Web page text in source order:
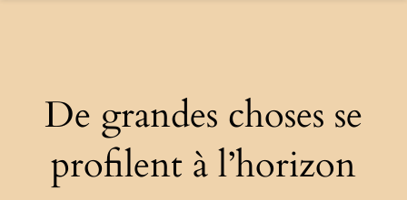
De grandes choses se
profilent à l’horizon